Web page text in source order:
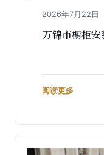
2026年7月22日
万锦市橱柜
阅读更多